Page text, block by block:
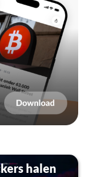
halen